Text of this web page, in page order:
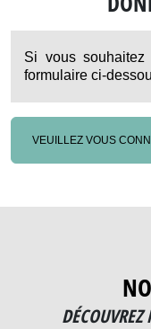
Si vous
formulaire ci-
VEUILLEZ VOUS
DÉCOUVREZ